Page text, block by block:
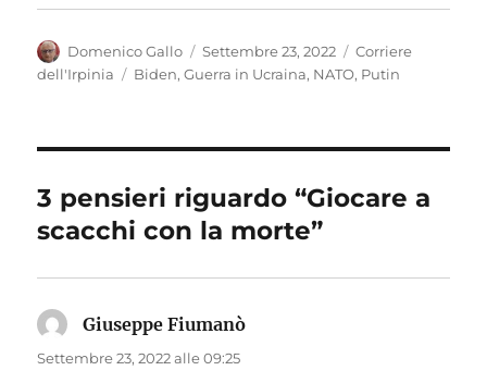
Autore
Domenico Gallo
Pubblicato
il
Settembre 23, 2022 Categorie
Corriere
dell'Irpinia
Tag
Biden,Guerra in Ucraina, NATO, Putin
3 pensieri riguardo “Giocare a
scacchi con la morte”
Giuseppe Fiumanò
Settembre 23, 2022 alle 09:25